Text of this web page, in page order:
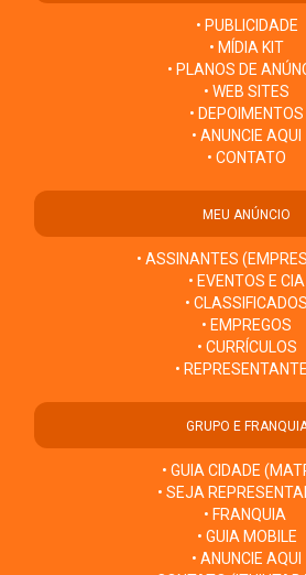
• PUBLICIDADE
• MÍDIA KIT
• PLANOS DE
• WEB SITES
• DEPOIMENTOS
• ANUNCIE AQUI
• CONTATO
MEU ANÚNCIO
• ASSINANTES
• EVENTOS E CIA
• CLASSIFICADOS
• EMPREGOS
• CURRÍCULOS
•
GRUPO E
• GUIA CIDADE
• SEJA
• FRANQUIA
• GUIA MOBILE
• ANUNCIE AQUI